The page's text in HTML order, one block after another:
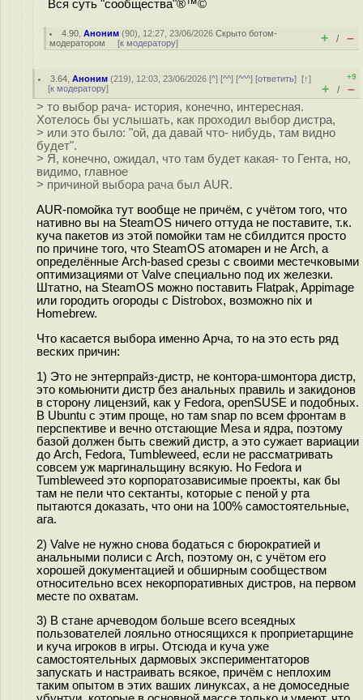
Вся суть "сообщества"®™©
4.90 ,Аноним (90), 12:27, 23/06/2026Скрыто ботом-
модератором [к модератору] + / –
3.64 ,Аноним (219), 12:03, 23/06/2026 [^] [^^] [^^^] [ответить][↑]
[к модератору]
+9
+ / –
> то выбор рача- история, конечно, интересная.
Хотелось бы услышать, как проходил выбор дистра,
> или это было: "ой, да давай что- нибудь, там видно
будет".
> Я, конечно, ожидал, что там будет какая- то Гента, но,
видимо, главное
> причиной выбора рача был AUR.
AUR-помойка тут вообще не причём, с учётом того, что
нативно вы на SteamOS ничего оттуда не поставите, т.к.
куча пакетов из этой помойки там не сбилдится просто
по причине того, что SteamOS атомарен и не Arch, а
определённые Arch-based срезы с своими местечковыми
оптимизациями от Valve специально под их железки.
Штатно, на SteamOS можно поставить Flatpak, Appimage
или городить огороды с Distrobox, возможно nix и
Homebrew.
Что касается выбора именно Арча, то на это есть ряд
веских причин:
1) Это не энтерпрайз-дистр, не контора-шмонтора дистр,
это комьюнити дистр без анальных правиль и закидонов
в сторону лицензий, как у Fedora, openSUSE и подобных.
В Ubuntu с этим проще, но там snap по всем фронтам в
перспективе и вечно отстающие Mesa и ядра, поэтому
базой должен быть свежий дистр, а это сужает вариации
до Arch, Fedora, Tumbleweed, если не рассматривать
совсем уж маргинальщину всякую. Но Fedora и
Tumbleweed это корпоратозависимые проекты, как бы
там не пели что сектанты, которые с пеной у рта
пытаются доказать, что они на 100% самостоятельные,
ага.
2) Valve не нужно снова бодаться с бюрократией и
анальными полиси с Arch, поэтому он, с учётом его
хорошей документацией и обширным сообществом
относительно всех некорпоративных дистров, на первом
месте по охватам.
3) В стане арчеводом больше всего всеядных
пользователей лояльно относящихся к проприетарщине
и куча игроков в игры. Отсюда и куча уже
самостоятельных дармовых экспериментаторов
запускать и настраивать всякое, причём с неплохим
таким опытом в этих ваших линуксах, а не домоседные